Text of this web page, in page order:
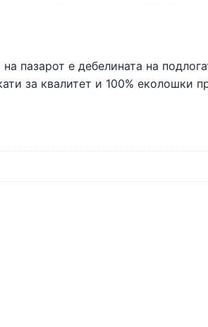
пазарот е дебелината на
за квалитет и 100% еколошки